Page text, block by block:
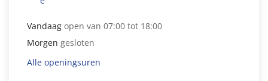
Vandaag open van 07:00 tot 18:00
Morgen gesloten
Alle openingsuren